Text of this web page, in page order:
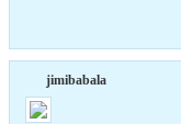
jimibabala